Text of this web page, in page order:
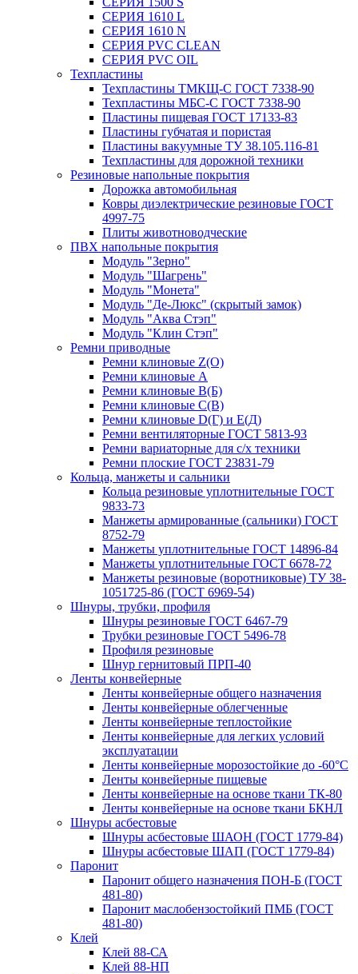
СЕРИЯ 1610 L
СЕРИЯ 1610 N
СЕРИЯ PVC CLEAN
СЕРИЯ PVC OIL
Техпластины
Техпластины ТМКЩ-С ГОСТ 7338-90
Техпластины МБС-С ГОСТ 7338-90
Пластины пищевая ГОСТ 17133-83
Пластины губчатая и пористая
Пластины вакуумные ТУ 38.105.116-81
Техпластины для дорожной техники
Резиновые напольные покрытия
Дорожка автомобильная
Ковры диэлектрические резиновые ГОСТ
4997-75
Плиты животноводческие
ПВХ напольные покрытия
Модуль "Зерно"
Модуль "Шагрень"
Модуль "Монета"
Модуль "Де-Люкс" (скрытый замок)
Модуль "Аква Стэп"
Модуль "Клин Стэп"
Ремни приводные
Ремни клиновые Z(О)
Ремни клиновые А
Ремни клиновые В(Б)
Ремни клиновые С(В)
Ремни клиновые D(Г) и Е(Д)
Ремни вентиляторные ГОСТ 5813-93
Ремни вариаторные для с/х техники
Ремни плоские ГОСТ 23831-79
Кольца, манжеты и сальники
Кольца резиновые уплотнительные ГОСТ
9833-73
Манжеты армированные (сальники) ГОСТ
8752-79
Манжеты уплотнительные ГОСТ 14896-84
Манжеты уплотнительные ГОСТ 6678-72
Манжеты резиновые (воротниковые) ТУ 38-
1051725-86 (ГОСТ 6969-54)
Шнуры, трубки, профиля
Шнуры резиновые ГОСТ 6467-79
Трубки резиновые ГОСТ 5496-78
Профиля резиновые
Шнур гернитовый ПРП-40
Ленты конвейерные
Ленты конвейерные общего назначения
Ленты конвейерные облегченные
Ленты конвейерные теплостойкие
Ленты конвейерные для легких условий
эксплуатации
Ленты конвейерные морозостойкие до -60°С
Ленты конвейерные пищевые
Ленты конвейерные на основе ткани ТК-80
Ленты конвейерные на основе ткани БКНЛ
Шнуры асбестовые
Шнуры асбестовые ШАОН (ГОСТ 1779-84)
Шнуры асбестовые ШАП (ГОСТ 1779-84)
Паронит
Паронит общего назначения ПОН-Б (ГОСТ
481-80)
Паронит маслобензостойкий ПМБ (ГОСТ
481-80)
Клей
Клей 88-СА
Клей 88-НП